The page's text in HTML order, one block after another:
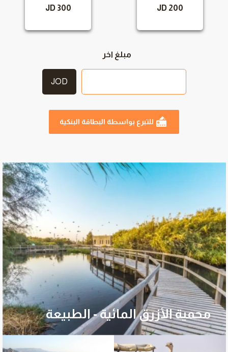
200 JD
300 JD
مبلغ اخر
JOD
للتبرع بواسطة البطاقة البنكية
محمية الأزرق المائية - الطبيعة